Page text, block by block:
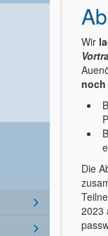
Wir
noch
Die
2023